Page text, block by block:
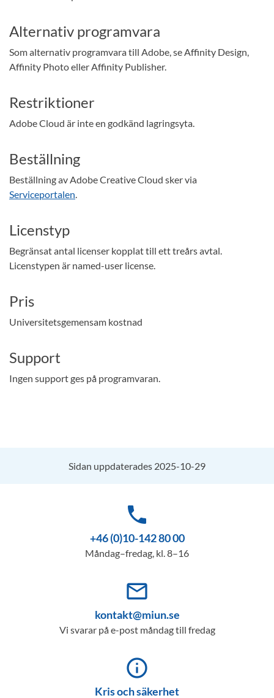
Alternativ programvara
Som alternativ programvara till Adobe, se Affinity Design,
Affinity Photo eller Affinity Publisher.
Restriktioner
Adobe Cloud är inte en godkänd lagringsyta.
Beställning
Beställning av Adobe Creative Cloud sker via
Serviceportalen.
Licenstyp
Begränsat antal licenser kopplat till ett treårs avtal.
Licenstypen är named-user license.
Pris
Universitetsgemensam kostnad
Support
Ingen support ges på programvaran.
Sidan uppdaterades 2025-10-29
phone
+46 (0)10-142 80 00
Måndag–fredag, kl. 8–16
mail_outline
kontakt@miun.se
Vi svarar på e-post måndag till fredag
info_outline
Kris och säkerhet